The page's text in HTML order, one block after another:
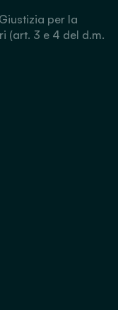
per la
(art. 3 e 4 del d.m.